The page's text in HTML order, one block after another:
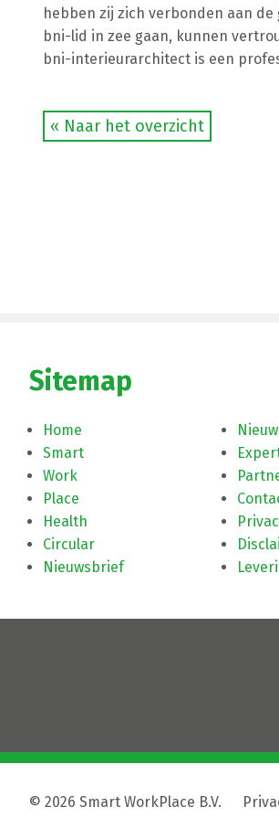
hebben zij zich verbonden aan
bni-lid in zee gaan, kunnen
bni-interieurarchitect is een
« Naar het overzicht
Sitemap
Home
Smart
Work
Place
Health
Circular
Nieuwsbrief
© 2026 Smart WorkPlace B.V.